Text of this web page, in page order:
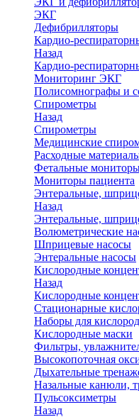
ЭКГ
Дефибрилляторы
Кардио-
Назад
Кардио-
Мониторинг ЭКГ
Полисомнографы и
Спирометры
Назад
Спирометры
Медицинские
Расходные
Фетальные
Мониторы пациента
Энтеральные,
Назад
Энтеральные,
Волюметрические
Шприцевые насосы
Энтеральные насосы
Кислородные
Назад
Кислородные
Стационарные
Наборы для
Кислородные маски
Фильтры,
Высокопоточная
Дыхательные
Назальные канюли,
Пульсоксиметры
Назад